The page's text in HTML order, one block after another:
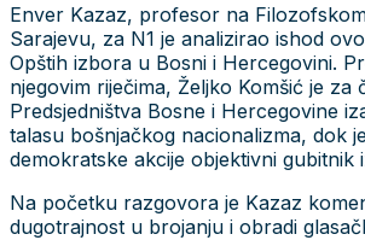
Enver Kazaz, profesor na
Sarajevu, za N1 je analizirao ishod
Opštih izbora u Bosni i Hercegovini.
njegovim riječima, Željko Komšić je za
Predsjedništva Bosne i Hercegovine
talasu bošnjačkog nacionalizma, dok
demokratske akcije objektivni gubitnik
Na početku razgovora je Kazaz
dugotrajnost u brojanju i obradi